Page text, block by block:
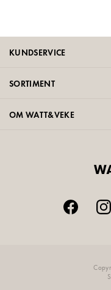
KUNDSERVICE
SORTIMENT
OM WATT&VEKE